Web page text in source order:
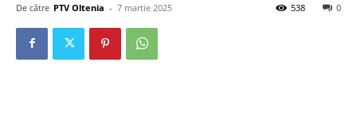
De către PTV Oltenia - 7 martie 2025 0
538